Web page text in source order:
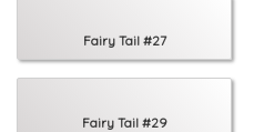
Fairy Tail #27
Fairy Tail #29